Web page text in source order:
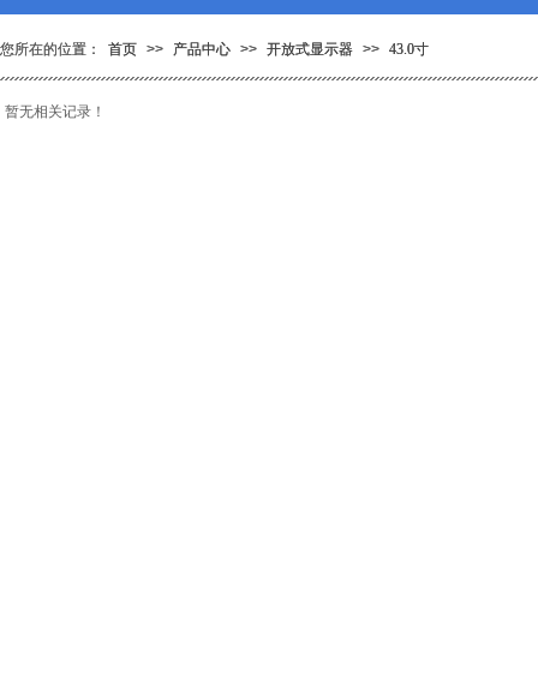
您所在的位置： 首页 >> 产品中心 >> 开放式显示器 >> 43.0寸
首页 >> 产品中心 >> 开放式显示器 >> 43.0寸
您所在的位置：
暂无相关记录！